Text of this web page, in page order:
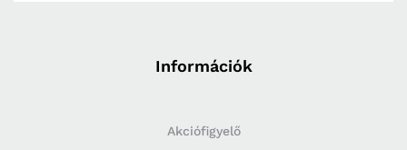
Információk
Akciófigyelő